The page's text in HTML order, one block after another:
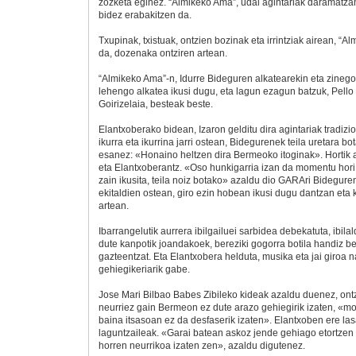
bidez erabakitzen da.
Txupinak, txistuak, ontzien bozinak eta irrintziak airean,
da, dozenaka ontziren artean.
“Almikeko Ama”-n, Idurre Bideguren alkatearekin eta
lehengo alkatea ikusi dugu, eta lagun ezagun batzuk,
Goirizelaia, besteak beste.
Elantxoberako bidean, Izaron gelditu dira agintariak
ikurra eta ikurrina jarri ostean, Bidegurenek teila uretara
esanez: «Honaino heltzen dira Bermeoko itoginak». Hortik
eta Elantxoberantz. «Oso hunkigarria izan da momentu
zain ikusita, teila noiz botako» azaldu dio GARAri
ekitaldien ostean, giro ezin hobean ikusi dugu dantzan eta
artean.
Ibarrangelutik aurrera ibilgailuei sarbidea debekatuta,
dute kanpotik joandakoek, bereziki gogorra botila handiz
gazteentzat. Eta Elantxobera helduta, musika eta jai giroa
gehiegikeriarik gabe.
Jose Mari Bilbao Babes Zibileko kideak azaldu duenez,
neurriez gain Bermeon ez dute arazo gehiegirik izaten,
baina itsasoan ez da desfaserik izaten». Elantxoben ere
laguntzaileak. «Garai batean askoz jende gehiago
horren neurrikoa izaten zen», azaldu digutenez.